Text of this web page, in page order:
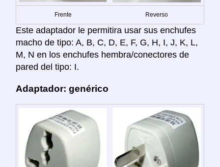
Frente Reverso
Este adaptador le permitira usar sus enchufes
macho de tipo: A, B, C, D, E, F, G, H, I, J, K, L,
M, N en los enchufes hembra/conectores de
pared del tipo: I.
Adaptador: genérico